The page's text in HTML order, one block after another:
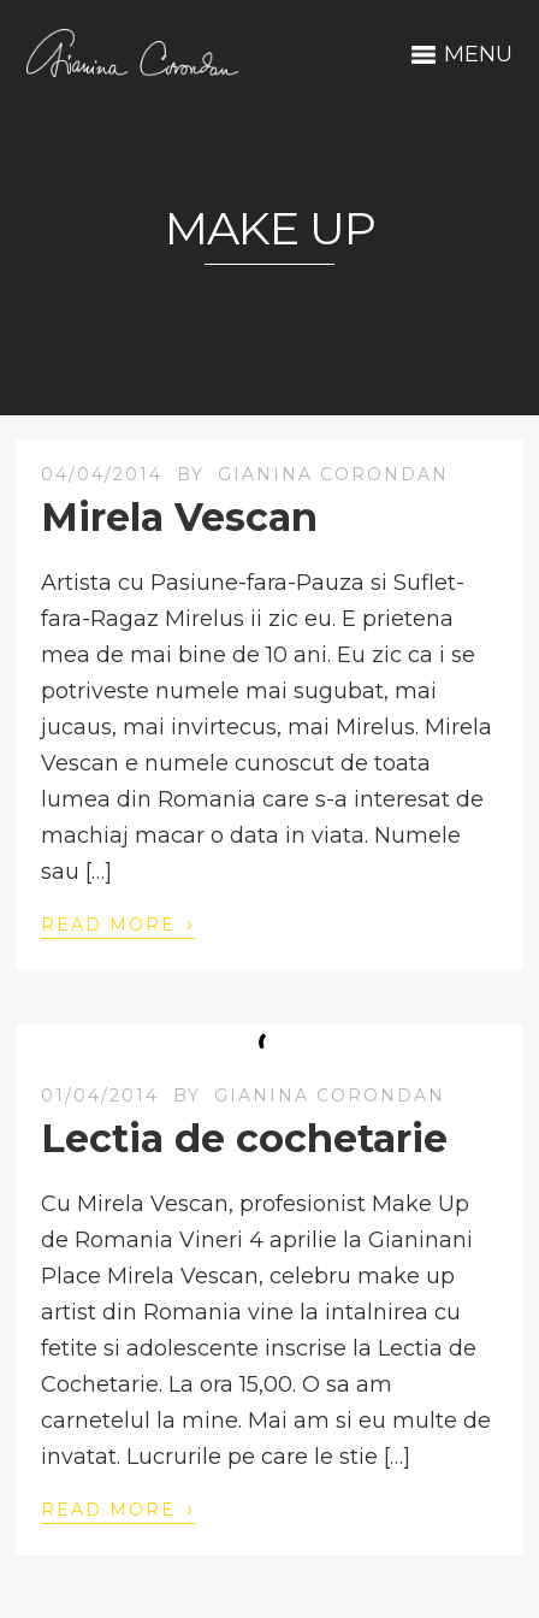
MENU
MAKE UP
04/04/2014 BY GIANINA CORONDAN
Mirela Vescan
Artista cu Pasiune-fara-Pauza si Suflet-
fara-Ragaz Mirelus ii zic eu. E prietena
mea de mai bine de 10 ani. Eu zic ca i se
potriveste numele mai sugubat, mai
jucaus, mai invirtecus, mai Mirelus. Mirela
Vescan e numele cunoscut de toata
lumea din Romania care s-a interesat de
machiaj macar o data in viata. Numele
sau […]
READ MORE ›
01/04/2014 BY GIANINA CORONDAN
Lectia de cochetarie
Cu Mirela Vescan, profesionist Make Up
de Romania Vineri 4 aprilie la Gianinani
Place Mirela Vescan, celebru make up
artist din Romania vine la intalnirea cu
fetite si adolescente inscrise la Lectia de
Cochetarie. La ora 15,00. O sa am
carnetelul la mine. Mai am si eu multe de
invatat. Lucrurile pe care le stie […]
READ MORE ›